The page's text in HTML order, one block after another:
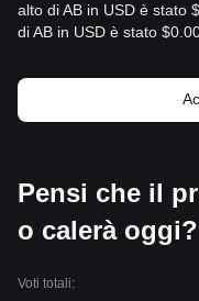
alto di AB in USD è stato
di AB in USD è stato
Pensi che il
o calerà oggi?
Voti totali: